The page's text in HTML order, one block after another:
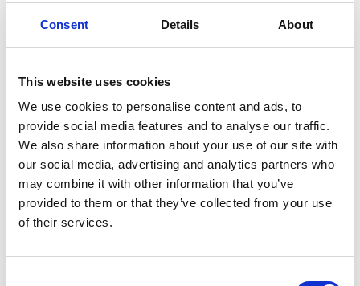
Consent Details About
This website uses cookies
We use cookies to personalise content and ads, to
provide social media features and to analyse our traffic.
We also share information about your use of our site with
our social media, advertising and analytics partners who
may combine it with other information that you’ve
provided to them or that they’ve collected from your use
of their services.
SERVICES D’IMPRESSION
Liste de voyage : documents et photos à ne